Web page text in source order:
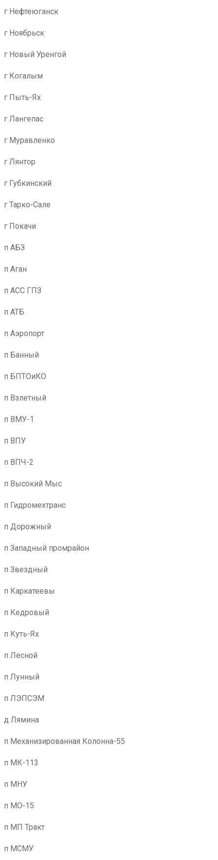
г Нефтеюганск
г Ноябрьск
г Новый Уренгой
г Когалым
г Пыть-Ях
г Лангепас
г Муравленко
г Лянтор
г Губкинский
г Тарко-Сале
г Покачи
п АБЗ
п Аган
п АСС ГПЗ
п АТБ
п Аэропорт
п Банный
п БПТОиКО
п Взлетный
п ВМУ-1
п ВПУ
п ВПЧ-2
п Высокий Мыс
п Гидромехтранс
п Дорожный
п Западный промрайон
п Звездный
п Каркатеевы
п Кедровый
п Куть-Ях
п Лесной
п Лунный
п ЛЭПСЭМ
д Лямина
п Механизированная Колонна-55
п МК-113
п МНУ
п МО-15
п МП Тракт
п МСМУ